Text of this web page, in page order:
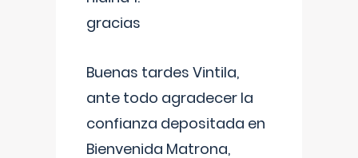
gracias
Buenas tardes Vintila,
ante todo agradecer la
confianza depositada en
Bienvenida Matrona,